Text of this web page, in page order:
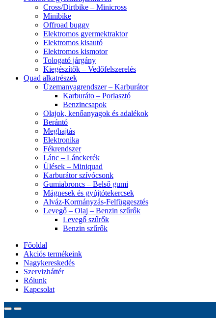
Cross/Dirtbike – Minicross
Minibike
Offroad buggy
Elektromos gyermektraktor
Elektromos kisautó
Elektromos kismotor
Tologató járgány
Kiegészítők – Vedőfelszerelés
Quad alkatrészek
Üzemanyagrendszer – Karburátor
Karburáto – Porlasztó
Benzincsapok
Olajok, kenőanyagok és adalékok
Berántó
Meghajtás
Elektronika
Fékrendszer
Lánc – Lánckerék
Ülések – Miniquad
Karburátor szívócsonk
Gumiabroncs – Belső gumi
Mágnesek és gyújtótekercsek
Alváz-Kormányzás-Felfüggesztés
Levegő – Olaj – Benzin szűrők
Levegő szűrők
Benzin szűrők
Főoldal
Akciós termékeink
Nagykereskedés
Szervizháttér
Rólunk
Kapcsolat